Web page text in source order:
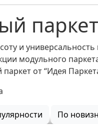
паркет
и
модульного
от “Идея
По